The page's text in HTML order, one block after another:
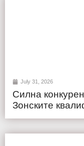
July 31, 2026
Силна
Зонските